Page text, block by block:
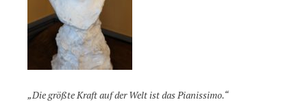
„Die größte Kraft auf der Welt ist das Pianissimo.“